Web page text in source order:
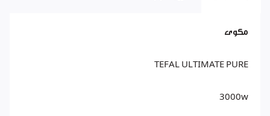
مكوى
TEFAL ULTIMATE PURE
3000w